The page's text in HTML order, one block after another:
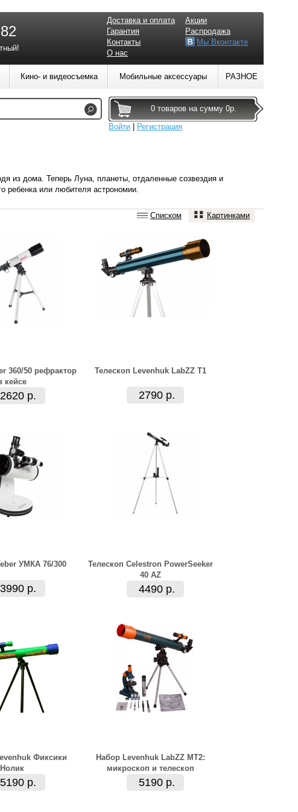
из дома. Теперь Луна, планеты, отдаленные созвездия и
ребенка или любителя астрономии.
Списком Картинками
360/50 рефрактор
кейсе
2620 р.
Телескоп Levenhuk LabZZ T1
2790 р.
УМКА 76/300
3990 р.
Телескоп Celestron PowerSeeker
40 AZ
4490 р.
Фиксики
Нолик
5190 р.
Набор Levenhuk LabZZ MT2:
микроскоп и телескоп
5190 р.
Доставка и оплата
Гарантия
Контакты
О нас
Акции
Распродажа
Мы Вконтакте
Кино- и видеосъемка Мобильные аксессуары РАЗНОЕ
0 товаров на сумму 0р.
Войти
Регистрация